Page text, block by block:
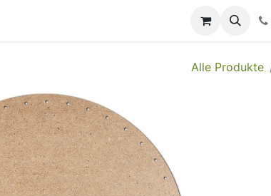
Messen/Veranstaltungen
Alle Produkte